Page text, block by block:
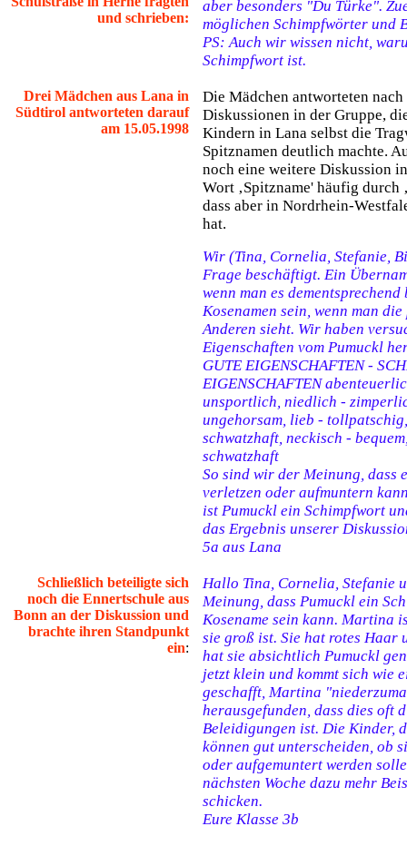
und schrieben:
aber besonders "Du Türke".
möglichen Schimpfwörter und
PS: Auch wir wissen nicht,
Schimpfwort ist.
Drei Mädchen aus Lana in
Südtirol antworteten darauf
am 15.05.1998
Die Mädchen antworteten
Diskussionen in der Gruppe,
Kindern in Lana selbst die
Spitznamen deutlich machte.
noch eine weitere Diskussion
Wort ‚Spitzname' häufig durch
dass aber in Nordrhein-
hat.
Wir (Tina, Cornelia, Stefanie,
Frage beschäftigt. Ein
wenn man es
Kosenamen sein, wenn man
Anderen sieht. Wir haben
Eigenschaften vom Pumuckl
GUTE EIGENSCHAFTEN -
EIGENSCHAFTEN
unsportlich, niedlich -
ungehorsam, lieb -
schwatzhaft, neckisch -
schwatzhaft
So sind wir der Meinung, dass
verletzen oder aufmuntern
ist Pumuckl ein Schimpfwort
das Ergebnis unserer
5a aus Lana
Schließlich beteiligte sich
noch die Ennertschule aus
Bonn an der Diskussion und
brachte ihren Standpunkt
ein:
Hallo Tina, Cornelia, Stefanie
Meinung, dass Pumuckl ein
Kosename sein kann. Martina
sie groß ist. Sie hat rotes Haar
hat sie absichtlich Pumuckl
jetzt klein und kommt sich wie
geschafft, Martina
herausgefunden, dass dies oft
Beleidigungen ist. Die Kinder,
können gut unterscheiden, ob
oder aufgemuntert werden
nächsten Woche dazu mehr
schicken.
Eure Klasse 3b